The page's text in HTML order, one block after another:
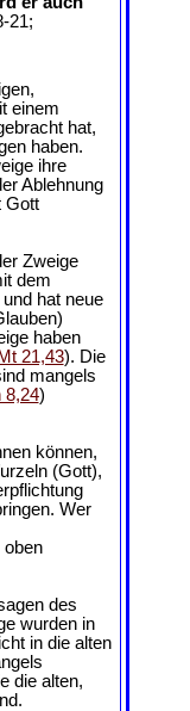
21;
einem
hat,
haben.
ihre
Ablehnung
Gott
Zweige
dem
hat neue
haben
21,43). Die
mangels
8,24)
können,
(Gott),
Wer
oben
des
wurden in
in die alten
die alten,